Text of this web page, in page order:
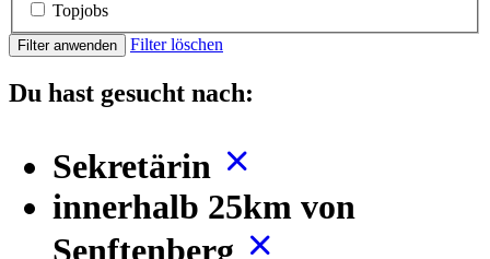
Topjobs
Filter anwenden Filter löschen
Du hast gesucht nach:
Sekretärin
innerhalb 25km von
Senftenberg